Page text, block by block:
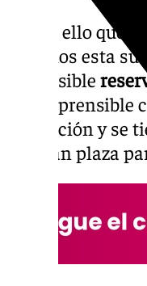
Es por ello que
usuarios esta
sea posible
incomprensible
antelación y se
tendrán plaza